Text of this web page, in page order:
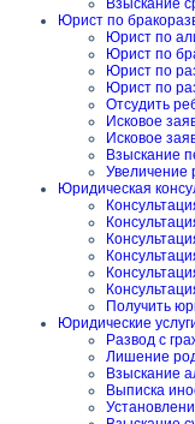
Взыскание
Юрист по
Юрист по
Юрист по
Юрист по
Юрист по
Отсудить
Исковое
Исковое
Взыскание
Увеличение
Юридическая
Получить
Юридические
Развод с
Лишение
Взыскание
Выписка